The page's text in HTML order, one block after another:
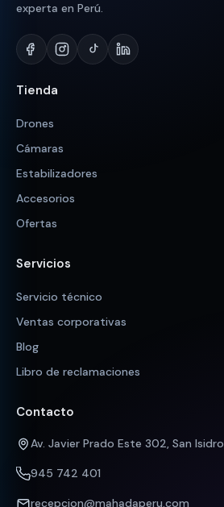
experta en Perú.
Tienda
Drones
Cámaras
Estabilizadores
Accesorios
Ofertas
Servicios
Servicio técnico
Ventas corporativas
Blog
Libro de reclamaciones
Contacto
Av. Javier Prado Este 302, San Isidro
945 742 401
recepcion@mahadaperu.com